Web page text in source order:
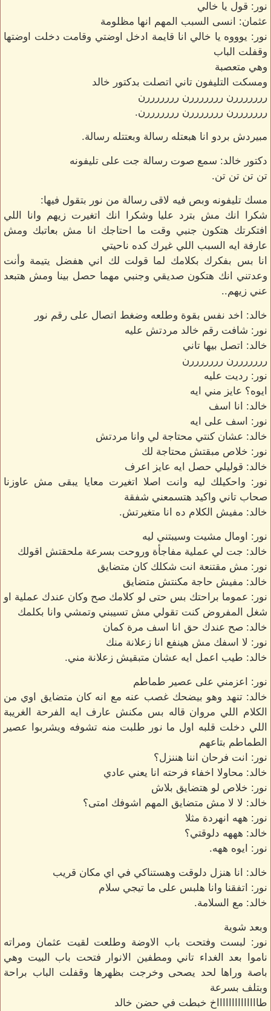
نور: قول يا خالي
عثمان: انسى السبب المهم انها مظلومة
نور: يوووه يا خالي انا قايمة ادخل اوضتي وقامت دخلت اوضتها
وقفلت الباب
وهي متعصبة
ومسكت التليفون تاني اتصلت بدكتور خالد
رررررررن رررررررن رررررررن
رررررررن رررررررن رررررررن.
مبيردش بردو انا هبعتله رسالة وبعتتله رسالة.
دكتور خالد: سمع صوت رسالة جت على تليفونه
تن تن تن تن.
مسك تليفونه وبص فيه لاقى رسالة من نور بتقول فيها:
شكرا انك مش بترد عليا وشكرا انك اتغيرت زيهم وانا اللي
افتكرتك هتكون جنبي وقت ما احتاجك انا مش بعاتبك ومش
عارفة ايه السبب اللي غيرك كده ناحيتي
انا بس بفكرك بكلامك لما قولت لك اني هفضل يتيمة وأنت
وعدتني انك هتكون صديقي وجنبي مهما حصل بينا ومش هتبعد
عني زيهم..
خالد: اخد نفس بقوة وطلعه وضغط اتصال على رقم نور
نور: شافت رقم خالد مردتش عليه
خالد: اتصل بيها تاني
رررررررن رررررررن
نور: رديت عليه
ايوه؟ عايز مني ايه
خالد: انا اسف
نور: اسف على ايه
خالد: عشان كنتي محتاجة لي وانا مردتش
نور: خلاص مبقتش محتاجة لك
خالد: قوليلي حصل ايه عايز اعرف
نور: واحكيلك ليه وانت اصلا اتغيرت معايا يبقى مش عاوزنا
صحاب تاني واكيد هتسمعني شفقة
خالد: مفيش الكلام ده انا متغيرتش.
نور: اومال مشيت وسيبتني ليه
خالد: جت لي عملية مفاجأة وروحت بسرعة ملحقتش اقولك
نور: مش مقتنعة انت شكلك كان متضايق
خالد: مفيش حاجة مكنتش متضايق
نور: عموما براحتك بس حتى لو كلامك صح وكان عندك عملية او
شغل المفروض كنت تقولي مش تسيبني وتمشي وانا بكلمك
خالد: صح عندك حق انا اسف مرة كمان
نور: لا اسفك مش هينفع انا زعلانة منك
خالد: طيب اعمل ايه عشان متبقيش زعلانة مني.
نور: اعزمني على عصير طماطم
خالد: تنهد وهو بيضحك غصب عنه مع انه كان متضايق اوي من
الكلام اللي مروان قاله بس مكنش عارف ايه الفرحة الغريبة
اللي دخلت قلبه اول ما نور طلبت منه تشوفه ويشربوا عصير
الطماطم بتاعهم
نور: انت فرحان اننا هننزل؟
خالد: محاولا اخفاء فرحته انا يعني عادي
نور: خلاص لو هتضايق بلاش
خالد: لا لا مش متضايق المهم اشوفك امتى؟
نور: ههه انهردة مثلا
خالد: هههه دلوقتي؟
نور: ايوه ههه.
خالد: انا هنزل دلوقت وهستناكي في اي مكان قريب
نور: اتفقنا وانا هلبس على ما تيجي سلام
خالد: مع السلامة.
وبعد شوية
نور: لبست وفتحت باب الاوضة وطلعت لقيت عثمان ومراته
ناموا بعد الغداء تاني ومطفين الانوار فتحت باب البيت وهي
باصة وراها لحد يصحى وخرجت بظهرها وقفلت الباب براحة
وبتلف بسرعة
طااااااااااااااخ خبطت في حضن خالد